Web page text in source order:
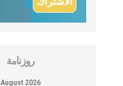
روزنامة
August 2026